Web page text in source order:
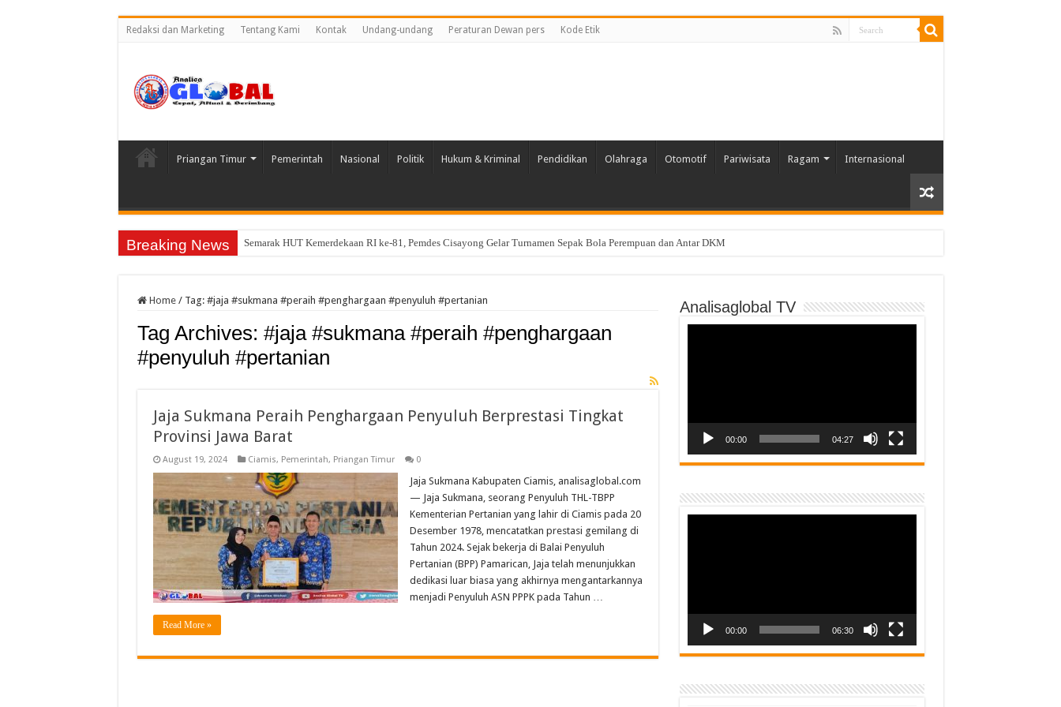
Redaksi dan Marketing Tentang Kami Kontak Undang-undang Peraturan Dewan pers Kode Etik
Priangan Timur Pemerintah Nasional Politik Hukum & Kriminal Pendidikan Olahraga Otomotif Pariwisata Ragam Internasional
Breaking News Semarak HUT Kemerdekaan RI ke-81, Pemdes Cisayong Gelar Turnamen Sepak Bola Perempuan dan Antar DKM
DD Dipangkas, Desa Imbanagara Raya Tetap Semarakkan HUT RI ke-81 Dengan Semangat Gotong Royong
Home / Tag: #jaja #sukmana #peraih #penghargaan #penyuluh #pertanian
Tag Archives: #jaja #sukmana #peraih #penghargaan
#penyuluh #pertanian
Jaja Sukmana Peraih Penghargaan Penyuluh Berprestasi Tingkat
Provinsi Jawa Barat
August 19, 2024 Ciamis, Pemerintah, Priangan Timur 0
Jaja Sukmana Kabupaten Ciamis, analisaglobal.com
— Jaja Sukmana, seorang Penyuluh THL-TBPP
Kementerian Pertanian yang lahir di Ciamis pada 20
Desember 1978, mencatatkan prestasi gemilang di
Tahun 2024. Sejak bekerja di Balai Penyuluh
Pertanian (BPP) Pamarican, Jaja telah menunjukkan
dedikasi luar biasa yang akhirnya mengantarkannya
menjadi Penyuluh ASN PPPK pada Tahun …
Read More »
Analisaglobal TV
00:00 04:27
00:00 06:30